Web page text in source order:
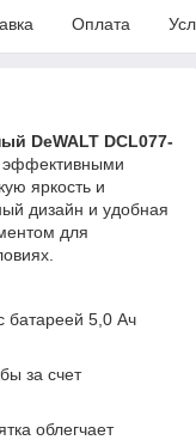
Оплата
DeWALT DCL077-
эффективными
яркость и
дизайн и удобная
для
батареей 5,0 Ач
за счет
облегчает